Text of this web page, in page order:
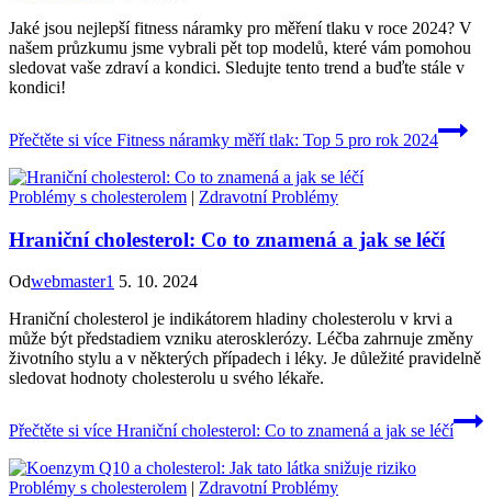
Jaké jsou nejlepší fitness náramky pro měření tlaku v roce 2024? V
našem průzkumu jsme vybrali pět top modelů, které vám pomohou
sledovat vaše zdraví a kondici. Sledujte tento trend a buďte stále v
kondici!
Přečtěte si více Fitness náramky měří tlak: Top 5 pro rok 2024
Problémy s cholesterolem | Zdravotní Problémy
Hraniční cholesterol: Co to znamená a jak se léčí
Odwebmaster1 5. 10. 2024
Hraniční cholesterol je indikátorem hladiny cholesterolu v krvi a
může být předstadiem vzniku aterosklerózy. Léčba zahrnuje změny
životního stylu a v některých případech i léky. Je důležité pravidelně
sledovat hodnoty cholesterolu u svého lékaře.
Přečtěte si více Hraniční cholesterol: Co to znamená a jak se léčí
Problémy s cholesterolem | Zdravotní Problémy